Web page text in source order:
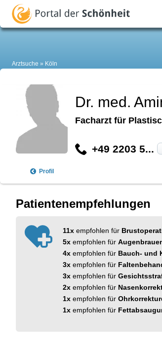
Arztsuche Köln
Profil
Dr. med.
Facharzt für
+49 2203 5...
Patientenempfehlungen
11x empfohlen für
5x empfohlen für
4x empfohlen für Bauch- und
3x empfohlen für
3x empfohlen für
2x empfohlen für
1x empfohlen für
1x empfohlen für